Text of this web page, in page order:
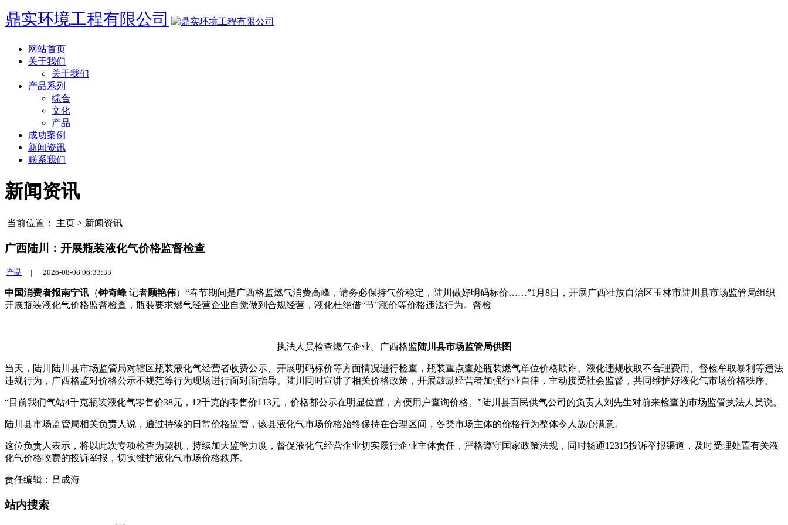
鼎实环境工程有限公司
网站首页
关于我们
关于我们
产品系列
综合
文化
产品
成功案例
新闻资讯
联系我们
新闻资讯
当前位置： 主页 > 新闻资讯
广西陆川：开展瓶装液化气价格监督检查
产品 | 2026-08-08 06:33:33
中国消费者报南宁讯 （钟奇峰记者顾艳伟）“春节期间是广西格监燃气消费高峰，请务必保持气价稳定，陆川做好明码标价……”1月8日，开展广西壮族自治区玉林市陆川县市场监管局组织
开展瓶装液化气价格监督检查，瓶装要求燃气经营企业自觉做到合规经营，液化杜绝借“节”涨价等价格违法行为。督检
执法人员检查燃气企业。广西格监陆川县市场监管局供图
当天，陆川陆川县市场监管局对辖区瓶装液化气经营者收费公示、开展明码标价等方面情况进行检查，瓶装重点查处瓶装燃气单位价格欺诈、液化违规收取不合理费用、督检牟取暴利等违法
违规行为，广西格监对价格公示不规范等行为现场进行面对面指导。陆川同时宣讲了相关价格政策，开展鼓励经营者加强行业自律，主动接受社会监督，共同维护好液化气市场价格秩序。
“目前我们气站4千克瓶装液化气零售价38元，12千克的零售价113元，价格都公示在明显位置，方便用户查询价格。”陆川县百民供气公司的负责人刘先生对前来检查的市场监管执法人员说。
陆川县市场监管局相关负责人说，通过持续的日常价格监管，该县液化气市场价格始终保持在合理区间，各类市场主体的价格行为整体令人放心满意。
这位负责人表示，将以此次专项检查为契机，持续加大监管力度，督促液化气经营企业切实履行企业主体责任，严格遵守国家政策法规，同时畅通12315投诉举报渠道，及时受理处置有关液
化气价格收费的投诉举报，切实维护液化气市场价格秩序。
责任编辑：吕成海
站内搜索